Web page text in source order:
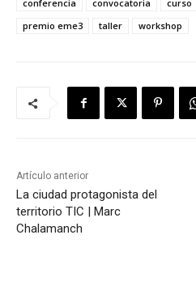
conferencia
convocatoria curso
premio eme3
taller workshop
Artículo anterior
La ciudad protagonista del
territorio TIC | Marc
Chalamanch